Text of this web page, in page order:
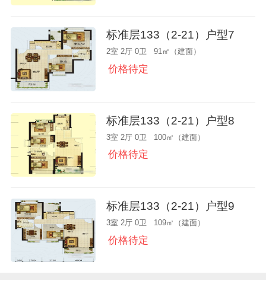
标准层133（2-21）户型7
2室 2厅 0卫 91㎡（建面）
价格待定
标准层133（2-21）户型8
3室 2厅 0卫 100㎡（建面）
价格待定
标准层133（2-21）户型9
3室 2厅 0卫 109㎡（建面）
价格待定